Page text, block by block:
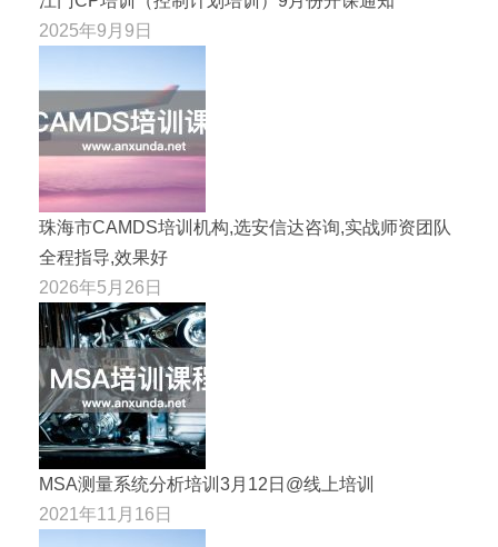
2025年9月9日
珠海市CAMDS培训机构,选安信达咨询,实战师资团队
全程指导,效果好
2026年5月26日
MSA测量系统分析培训3月12日@线上培训
2021年11月16日